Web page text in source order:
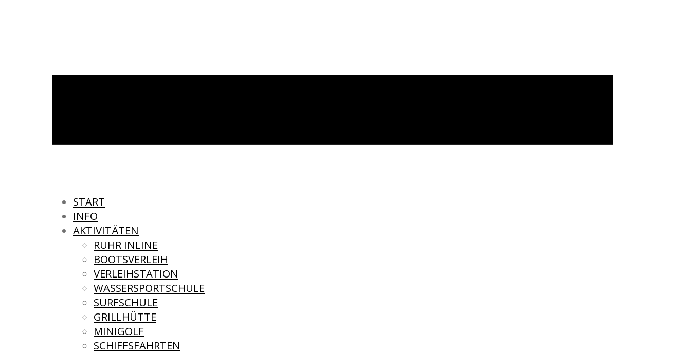
START
INFO
AKTIVITÄTEN
RUHR INLINE
BOOTSVERLEIH
VERLEIHSTATION
WASSERSPORTSCHULE
SURFSCHULE
GRILLHÜTTE
MINIGOLF
SCHIFFSFAHRTEN